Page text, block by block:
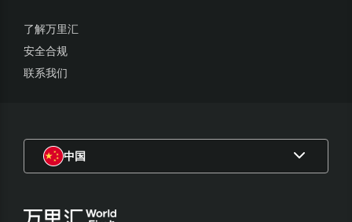
了解万里汇
安全合规
联系我们
中国